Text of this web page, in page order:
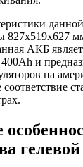
827x519x627
АКБ
и
на